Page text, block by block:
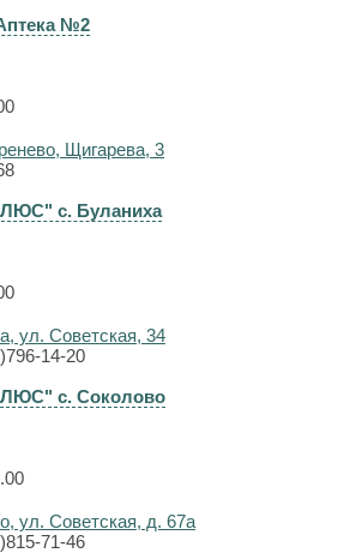
№2
Щигарева, 3
с. Буланиха
ул. Советская, 34
14-20
с. Соколово
ул. Советская, д. 67а
71-46